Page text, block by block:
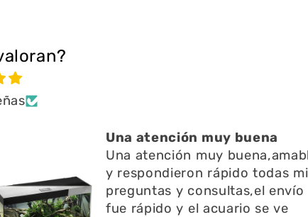
Una atención muy buena
Una atención muy
y respondieron rápido todas
preguntas y consultas,el envío
fue rápido y el acuario se ve